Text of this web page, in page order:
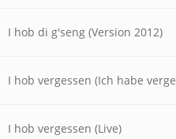
I hob di g'seng (Version 2012)
I hob vergessen (Live)